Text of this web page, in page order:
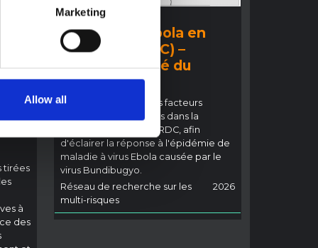
Marketing
Allow all
tirées
à
des
COMPTE RENDU
Épidémie d'Ebola en
Ituri 2026 (RDC) –
Aperçu résumé du
contexte
Cette note détaille les facteurs
contextuels pertinents dans la
province de l'Ituri, en RDC, afin
d'éclairer la réponse à l'épidémie de
maladie à virus Ebola causée par le
virus Bundibugyo.
Réseau de recherche sur les
multi-risques
2026